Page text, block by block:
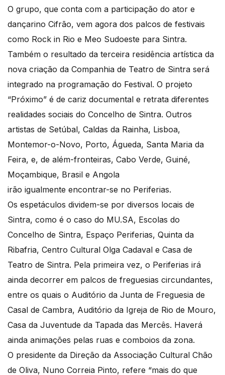
O grupo, que conta com a participação do ator e
dançarino Cifrão, vem agora dos palcos de festivais
como Rock in Rio e Meo Sudoeste para Sintra.
Também o resultado da terceira residência artística da
nova criação da Companhia de Teatro de Sintra será
integrado na programação do Festival. O projeto
“Próximo” é de cariz documental e retrata diferentes
realidades sociais do Concelho de Sintra. Outros
artistas de Setúbal, Caldas da Rainha, Lisboa,
Montemor-o-Novo, Porto, Águeda, Santa Maria da
Feira, e, de além-fronteiras, Cabo Verde, Guiné,
Moçambique, Brasil e Angola
irão igualmente encontrar-se no Periferias.
Os espetáculos dividem-se por diversos locais de
Sintra, como é o caso do MU.SA, Escolas do
Concelho de Sintra, Espaço Periferias, Quinta da
Ribafria, Centro Cultural Olga Cadaval e Casa de
Teatro de Sintra. Pela primeira vez, o Periferias irá
ainda decorrer em palcos de freguesias circundantes,
entre os quais o Auditório da Junta de Freguesia de
Casal de Cambra, Auditório da Igreja de Rio de Mouro,
Casa da Juventude da Tapada das Mercês. Haverá
ainda animações pelas ruas e comboios da zona.
O presidente da Direção da Associação Cultural Chão
de Oliva, Nuno Correia Pinto, refere “mais do que